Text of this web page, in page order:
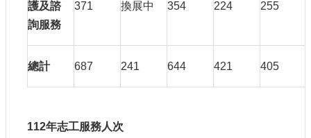
護及諮
詢服務
371 換展中 354 224 255
總計 687 241 644 421 405
112年志工服務人次